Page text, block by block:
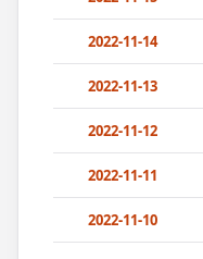
2022-11-14
2022-11-13
2022-11-12
2022-11-11
2022-11-10